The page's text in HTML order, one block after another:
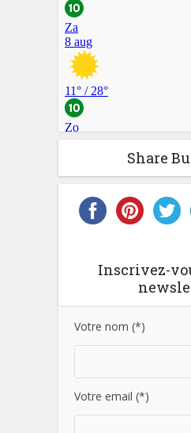
Share
Inscrivez-
Votre nom (*)
Votre email (*)